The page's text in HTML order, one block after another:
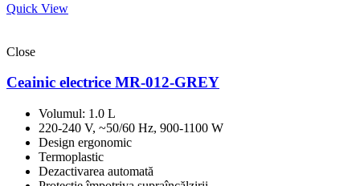
Quick View
Close
Ceainic electrice MR-012-GREY
Volumul: 1.0 L
220-240 V, ~50/60 Hz, 900-1100 W
Design ergonomic
Termoplastic
Dezactivarea automată